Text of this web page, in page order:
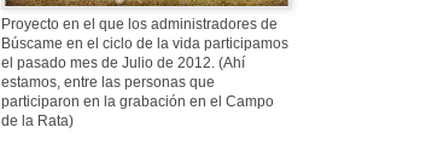
Proyecto en el que los administradores de
Búscame en el ciclo de la vida participamos
el pasado mes de Julio de 2012. (Ahí
estamos, entre las personas que
participaron en la grabación en el Campo
de la Rata)